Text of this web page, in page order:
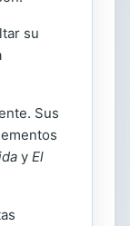
su
Sus
y El